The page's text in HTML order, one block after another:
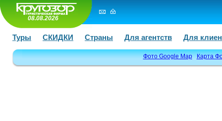
08.08.2026
Туры СКИДКИ Страны Для агентств Для
Фото Google Map Карта